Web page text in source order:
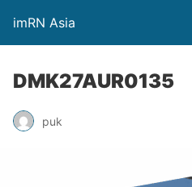
imRN Asia
DMK27AUR0135
puk